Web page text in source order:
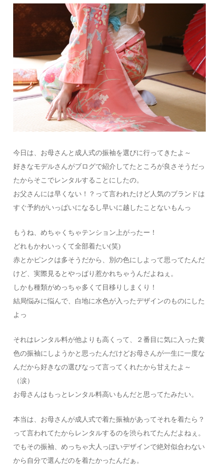
今日は、お母さんと成人式の振袖を選びに行ってきたよ～
好きなモデルさんがブログで紹介してたところが良さそうだっ
たからそこでレンタルすることにしたの。
お父さんには早くない！？って言われたけど人気のブランドは
すぐ予約がいっぱいになるし早いに越したことないもんっ
もうね、めちゃくちゃテンション上がったー！
どれもかわいっくて全部着たい(笑)
赤とかピンクは多そうだから、別の色にしよって思ってたんだ
けど、実際見るとやっぱり惹かれちゃうんだよねぇ。
しかも種類がめっちゃ多くて目移りしまくり！
結局悩みに悩んで、白地に水色が入ったデザインのものにした
よっ
それはレンタル料が他よりも高くって、２番目に気に入った黄
色の振袖にしようかと思ったんだけどお母さんが一生に一度な
んだから好きなの選びなって言ってくれたから甘えたよ～
（涙）
お母さんはもっとレンタル料高いもんだと思ってたみたい。
本当は、お母さんが成人式で着た振袖があってそれを着たら？
って言われてたからレンタルするのを渋られてたんだよねぇ。
でもその振袖、めっちゃ大人っぽいデザインで絶対似合わない
から自分で選んだのを着たかったんだぁ。